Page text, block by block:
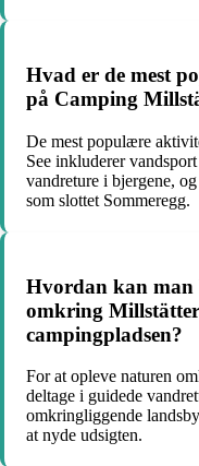
Hvad er de mest
på Camping
De mest populære
See inkluderer
vandreture i bjergene,
som slottet Sommeregg.
Hvordan kan man
omkring
campingpladsen?
For at opleve naturen
deltage i guidede
omkringliggende
at nyde udsigten.